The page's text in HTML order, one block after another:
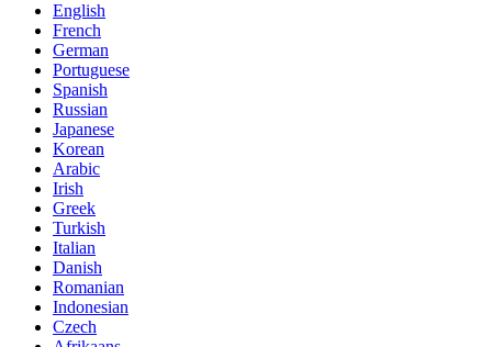
English
French
German
Portuguese
Spanish
Russian
Japanese
Korean
Arabic
Irish
Greek
Turkish
Italian
Danish
Romanian
Indonesian
Czech